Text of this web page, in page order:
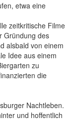
etwa eine
zeitkritische Filme
Gründung des
alsbald von einem
Idee aus einem
zu
die
Nachtleben.
und hoffentlich